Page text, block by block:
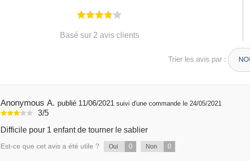
Basé sur 2 avis clients
Trier les avis par :
Anonymous A. publié 11/06/2021suivi d'une commande le 24/05/2021
3/5
Difficile pour 1 enfant de tourner le sablier
Est-ce que cet avis a été utile ? Oui 0 Non 0